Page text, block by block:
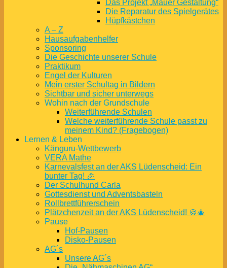
Das Projekt „Mauer Gestaltung“
Die Reparatur des Spielgerätes
Hüpfkästchen
A – Z
Hausaufgabenhelfer
Sponsoring
Die Geschichte unserer Schule
Praktikum
Engel der Kulturen
Mein erster Schultag in Bildern
Sichtbar und sicher unterwegs
Wohin nach der Grundschule
Weiterführende Schulen
Welche weiterführende Schule passt zu
meinem Kind? (Fragebogen)
Lernen & Leben
Känguru-Wettbewerb
VERA Mathe
Karnevalsfest an der AKS Lüdenscheid: Ein
bunter Tag! 🎉
Der Schulhund Carla
Gottesdienst und Adventsbasteln
Rollbrettführerschein
Plätzchenzeit an der AKS Lüdenscheid! 🍪🎄
Pause
Hof-Pausen
Disko-Pausen
AG´s
Unsere AG´s